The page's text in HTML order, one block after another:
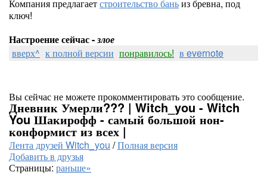
Компания предлагаетстроительство баньиз бревна, под
ключ!
Настроение сейчас -злое
вверх^ к полной версии понравилось! в evernote
Вы сейчас не можете прокомментировать это сообщение.
Дневник Умерли??? | Witch_you - Witch
You Шакирофф - самый большой нон-
конформист из всех |
Лента друзей Witch_you /Полная версия
Добавить в друзья
Страницы: раньше»